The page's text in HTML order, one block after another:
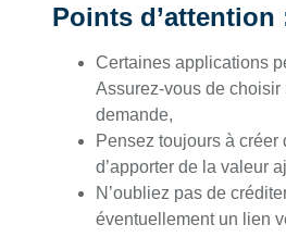
Points d’attention
Certaines applications
Assurez-vous de
demande,
Pensez toujours à créer
d’apporter de la valeur
N’oubliez pas de
éventuellement un lien